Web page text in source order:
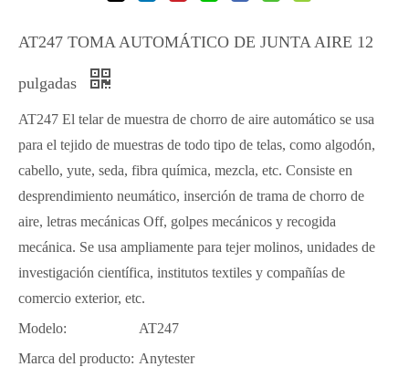
AT247 TOMA AUTOMÁTICO DE JUNTA AIRE 12
pulgadas
AT247 El telar de muestra de chorro de aire automático se usa
para el tejido de muestras de todo tipo de telas, como algodón,
cabello, yute, seda, fibra química, mezcla, etc. Consiste en
desprendimiento neumático, inserción de trama de chorro de
aire, letras mecánicas Off, golpes mecánicos y recogida
mecánica. Se usa ampliamente para tejer molinos, unidades de
investigación científica, institutos textiles y compañías de
comercio exterior, etc.
Modelo:
AT247
Marca del producto: Anytester